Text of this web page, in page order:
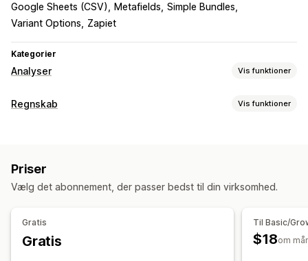
Google Sheets (CSV)
Metafields Simple Bundles
Variant Options
Zapiet
Kategorier
Analyser Vis funktioner
Kundeadfærd
Markedsføring og salg
Indblik med kunstig intelligens
Markedsføringstildeling
UTM-sporing
Visualiseringer og rapporter
Regnskab Vis funktioner
Omsætningsskat
Returnering og ombytning
Effektivitetskontrolpanel
Priser
Vælg det abonnement, der passer bedst til din virksomhed.
Gratis
Gratis
Til Basic/
$18om